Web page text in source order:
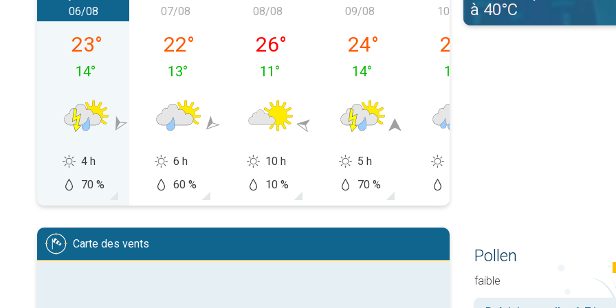
jeudi 06/08
06/08
23°
14°
4 h
70 %
vendredi 07/08
07/08
22°
13°
6 h
60 %
samedi 08/08
08/08
26°
11 °
10 h
10 %
dimanche 09/08
09/08
24°
14°
5 h
70 %
lundi 10/08
10/08
23
14
à 40°C
Carte des vents
Pollen
faible